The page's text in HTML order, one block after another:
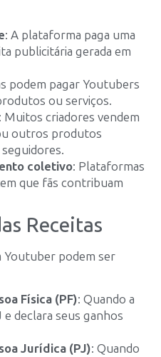
: A plataforma paga uma
publicitária gerada em
podem pagar Youtubers
ou serviços.
: Muitos criadores vendem
outros produtos
coletivo: Plataformas
que fãs contribuam
Receitas
Youtuber podem ser
Física (PF): Quando a
e declara seus ganhos
Jurídica (PJ): Quando